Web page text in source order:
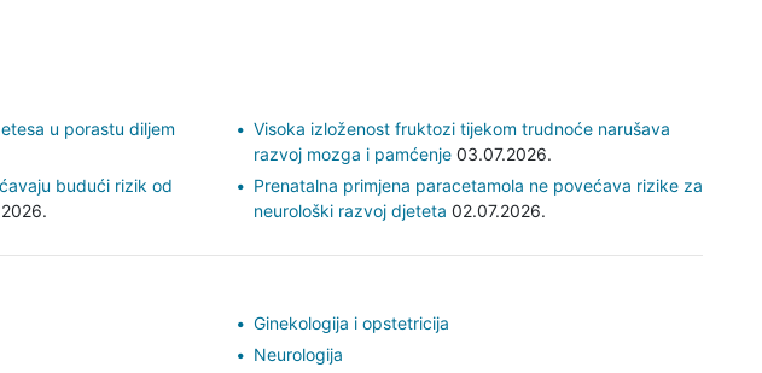
u porastu diljem
budući rizik od
Visoka izloženost fruktozi tijekom trudnoće narušava
razvoj mozga i pamćenje 03.07.2026.
Prenatalna primjena paracetamola ne povećava rizike za
neurološki razvoj djeteta 02.07.2026.
Ginekologija i opstetricija
Neurologija